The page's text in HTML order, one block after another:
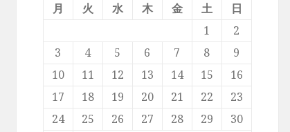
月 火 水 木 金 土 日
1
2
3
4 5 6 7 8
9
10
11 12 13 14 15
16
17
18 19 20 21 22
23
24
25 26 27 28 29
30